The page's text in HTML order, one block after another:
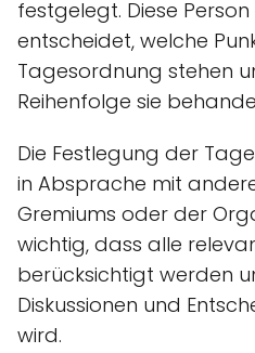
festgelegt. Diese
entscheidet, welche
Tagesordnung stehen
Reihenfolge sie
Die Festlegung der
in Absprache mit
Gremiums oder der
wichtig, dass alle
berücksichtigt werden
Diskussionen und
wird.